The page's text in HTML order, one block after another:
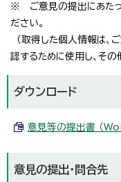
※ ご意見の提出にあたっ
ださい。
（取得した個人情報は、
認するために使用し、その
ダウンロード
意見等の提出書 （
意見の提出・問合先